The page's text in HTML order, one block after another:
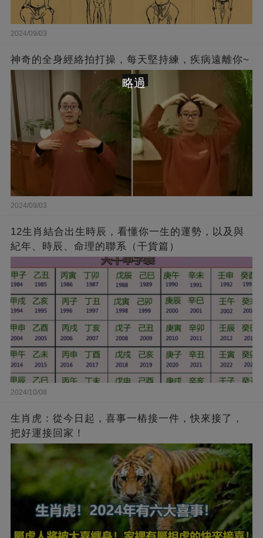
2024/09/03
神奇的全身經絡拍打操，每天堅持練，疾病遠離你~
2024/09/03
12生肖結合出生時辰，看懂你一生的運勢，以及與
紀年、時辰、命理的聯系（干貨篇）
2024/10/08
生肖虎：從今日起，喜事一樁接一件，快來接了，
把好運接回家！
略過